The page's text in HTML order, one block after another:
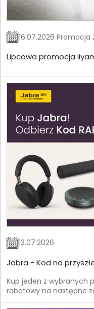
16.07.2026
Lipcowa promocja
13.07.2026
Jabra - Kod na
Kup jeden z wybranych
rabatowy na następne